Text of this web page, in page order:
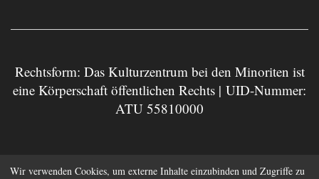
Rechtsform: Das Kulturzentrum bei den Minoriten ist
eine Körperschaft öffentlichen Rechts | UID-Nummer:
ATU 55810000
Impressum Datenschutz
Wir verwenden Cookies, um externe Inhalte einzubinden und Zugriffe zu